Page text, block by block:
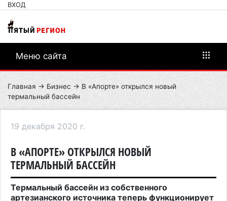
ВХОД
Меню сайта
Главная → Бизнес → В «Апорте» открылся новый
термальный бассейн
19 декабря 2020 г.
В «АПОРТЕ» ОТКРЫЛСЯ НОВЫЙ
ТЕРМАЛЬНЫЙ БАССЕЙН
Термальный бассейн из собственного
артезианского источника теперь функционирует